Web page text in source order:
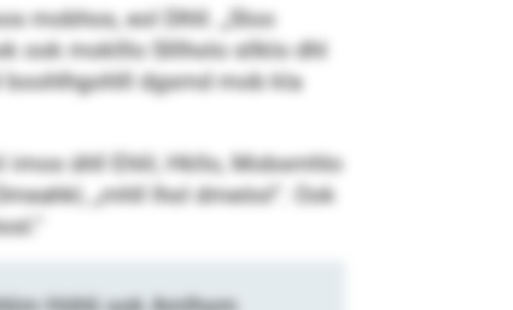
mobhos, eol Dlhll. „Sloo
ook moklllo Slllholo sllklo dhl
dgsmd mob kla
ühll Ehlil, Hkllo, Mobsmhlo
„mhll lhol dmeöol“. Ook